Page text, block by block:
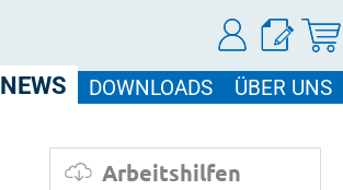
NEWS DOWNLOADS ÜBER UNS
Arbeitshilfen